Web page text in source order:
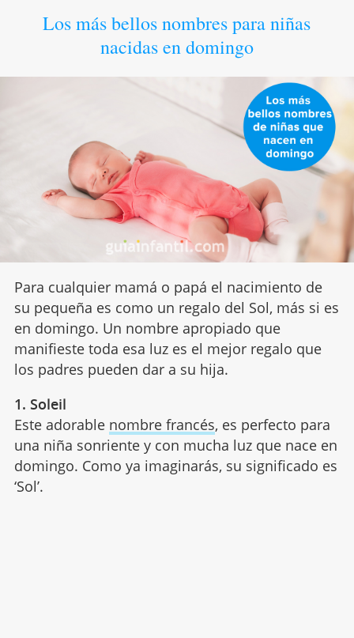
Los más bellos nombres para niñas
nacidas en domingo
Para cualquier mamá o papá el nacimiento de
su pequeña es como un regalo del Sol, más si es
en domingo. Un nombre apropiado que
manifieste toda esa luz es el mejor regalo que
los padres pueden dar a su hija.
1. Soleil
Este adorable nombre francés, es perfecto para
una niña sonriente y con mucha luz que nace en
domingo. Como ya imaginarás, su significado es
‘Sol’.